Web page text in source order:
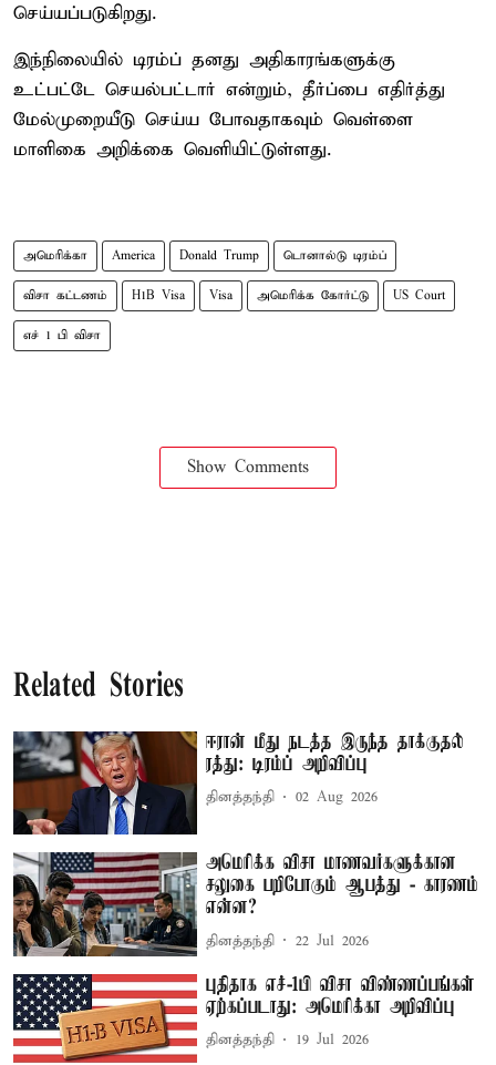
செய்யப்படுகிறது.
இந்நிலையில் டிரம்ப் தனது அதிகாரங்களுக்கு
உட்பட்டே செயல்பட்டார் என்றும், தீர்ப்பை எதிர்த்து
மேல்முறையீடு செய்ய போவதாகவும் வெள்ளை
மாளிகை அறிக்கை வெளியிட்டுள்ளது.
அமெரிக்கா America Donald Trump டொனால்டு டிரம்ப்
விசா கட்டணம் H1B Visa Visa அமெரிக்க கோர்ட்டு US Court
எச் 1 பி விசா
Show Comments
Related Stories
ஈரான் மீது நடத்த இருந்த தாக்குதல்
ரத்து: டிரம்ப் அறிவிப்பு
தினத்தந்தி 02 Aug 2026
அமெரிக்க விசா மாணவர்களுக்கான
சலுகை பறிபோகும் ஆபத்து - காரணம்
என்ன?
தினத்தந்தி 22 Jul 2026
புதிதாக எச்-1பி விசா விண்ணப்பங்கள்
ஏற்கப்படாது: அமெரிக்கா அறிவிப்பு
தினத்தந்தி 19 Jul 2026